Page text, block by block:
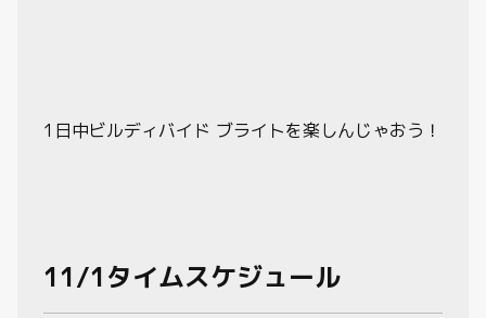
1日中ビルディバイド ブライトを楽しんじゃおう！
11/1タイムスケジュール